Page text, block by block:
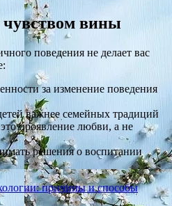
чувством вины
поведения не делает вас
за изменение поведения
важнее семейных традиций
проявление любви, а не
решения о воспитании
причины и способы